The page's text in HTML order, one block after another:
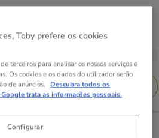
Adicionar
Toby prefere os cookies
terceiros para analisar os nossos serviços e
Os cookies e os dados do utilizador serão
de anúncios. Descubra todos os
trata as informações pessoais.
Configurar